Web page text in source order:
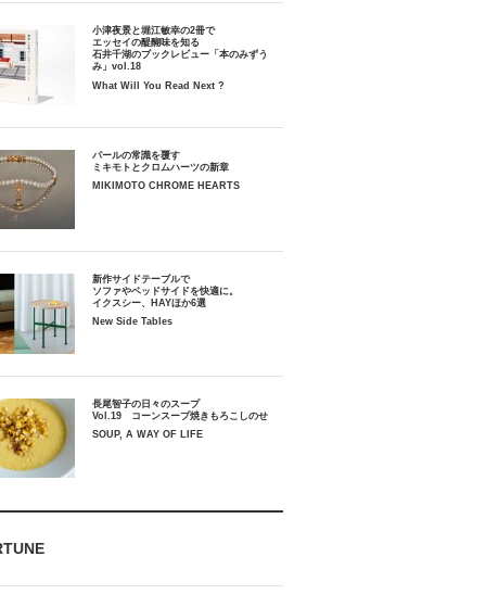
小津夜景と堀江敏幸の2冊で
エッセイの醍醐味を知る
石井千湖のブックレビュー「本のみずう
み」vol.18
What Will You Read Next ?
パールの常識を覆す
ミキモトとクロムハーツの新章
MIKIMOTO CHROME HEARTS
新作サイドテーブルで
ソファやベッドサイドを快適に。
イクスシー、HAYほか6選
New Side Tables
長尾智子の日々のスープ
Vol.19 コーンスープ焼きもろこしのせ
SOUP, A WAY OF LIFE